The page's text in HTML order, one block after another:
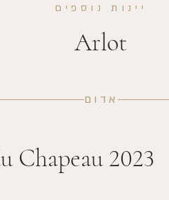
יינות נוספים
Arlot
אדום
Chapeau 2023